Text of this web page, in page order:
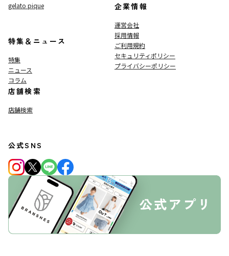
gelato pique
特集＆ニュース
特集
ニュース
コラム
店舗検索
店舗検索
企業情報
運営会社
採用情報
ご利用規約
セキュリティポリシー
プライバシーポリシー
公式SNS